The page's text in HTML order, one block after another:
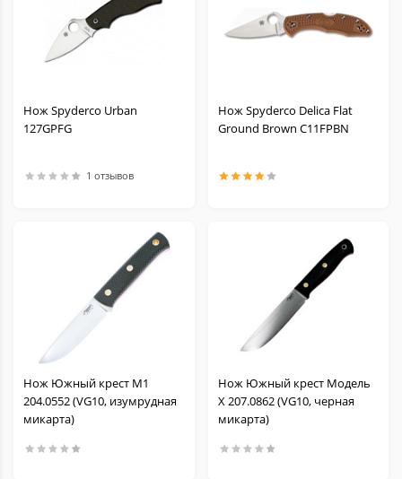
Нож Spyderco Urban
127GPFG
1 отзывов
Нож Spyderco Delica Flat
Ground Brown C11FPBN
Нож Южный крест M1
204.0552 (VG10, изумрудная
микарта)
Нож Южный крест Модель
Х 207.0862 (VG10, черная
микарта)